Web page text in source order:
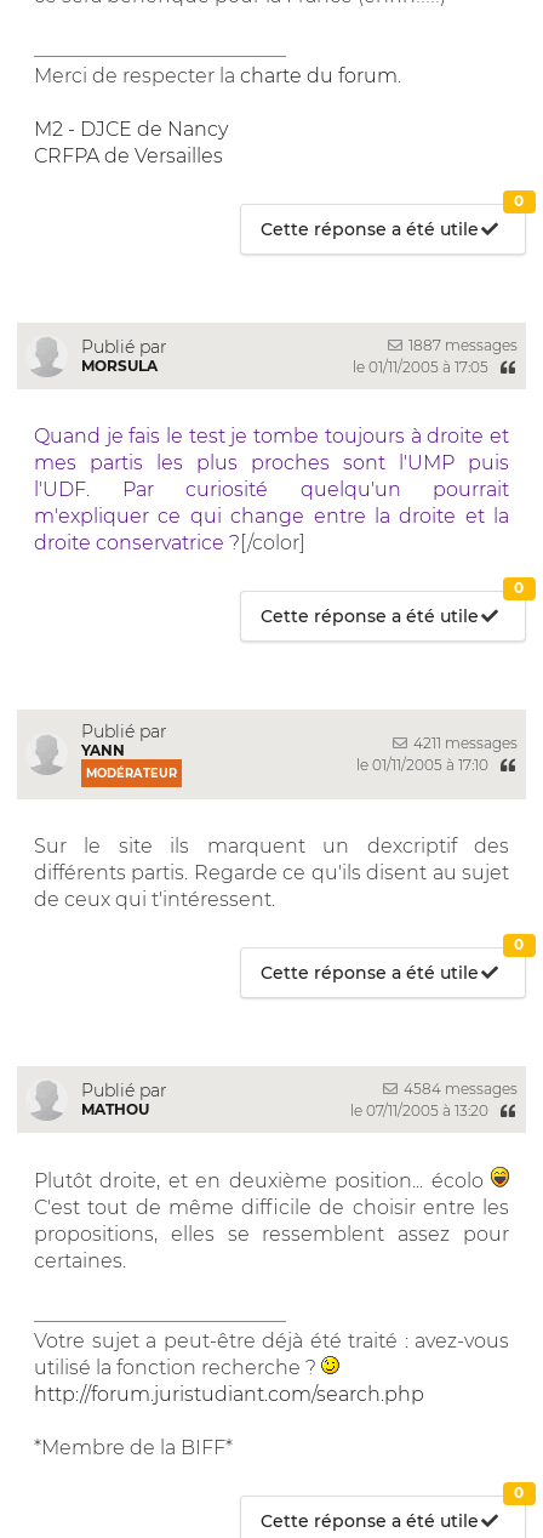
Merci de respecter la charte du forum
M2 - DJCE de Nancy
CRFPA de Versailles
Cette réponse a été utile
0
Publié par
MORSULA
1887 messages
le 01/11/2005 à 17:05
Quand je fais le test je tombe toujours à droite et
mes partis les plus proches sont l'UMP puis
l'UDF. Par curiosité quelqu'un pourrait
m'expliquer ce qui change entre la droite et la
droite conservatrice ?[/color]
Cette réponse a été utile
0
Publié par
YANN
MODÉRATEUR
4211 messages
le 01/11/2005 à 17:10
Sur le site ils marquent un dexcriptif des
différents partis. Regarde ce qu'ils disent au sujet
de ceux qui t'intéressent.
Cette réponse a été utile
0
Publié par
MATHOU
4584 messages
le 07/11/2005 à 13:20
Plutôt droite, et en deuxième position... écolo
C'est tout de même difficile de choisir entre les
propositions, elles se ressemblent assez pour
certaines.
Votre sujet a peut-être déjà été traité : avez-vous
utilisé la fonction recherche ?
http://forum.juristudiant.com/search.php
*Membre de la BIFF*
Cette réponse a été utile
0